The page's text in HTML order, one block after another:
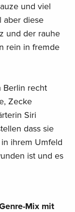
und viel
aber diese
und der rauhe
rein in fremde
Berlin recht
Zecke
Siri
dass sie
ihrem Umfeld
ist und es
Mix mit